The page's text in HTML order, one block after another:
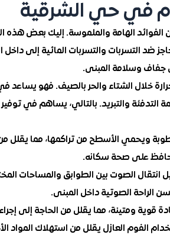
في حي الشرقية
الهامة والملموسة. إليك بعض هذه
ضد التسربات والتسربات المائية إلى
جفاف وسلامة المبنى.
خلال الشتاء والحر بالصيف. فهو يساعد
والتبريد. بالتالي، يساهم في توفير
ويحمي الأسطح من تراكمها، مما يقلل
على صحة سكانه.
انتقال الصوت بين الطوابق والمساحات
الراحة الصوتية داخل المبنى.
قوية ومتينة، مما يقلل من الحاجة إلى
الفوم العازل يقلل من استهلاك المواد